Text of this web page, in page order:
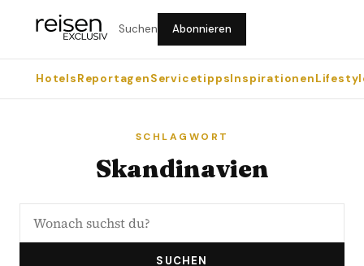
Suchen Abonnieren
HotelsReportagenServicetippsInspirationen
SCHLAGWORT
Skandinavien
SUCHEN